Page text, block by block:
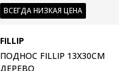
ВСЕГДА НИЗКАЯ ЦЕНА
FILLIP
ПОДНОС FILLIP 13X30СМ
ДЕРЕВО